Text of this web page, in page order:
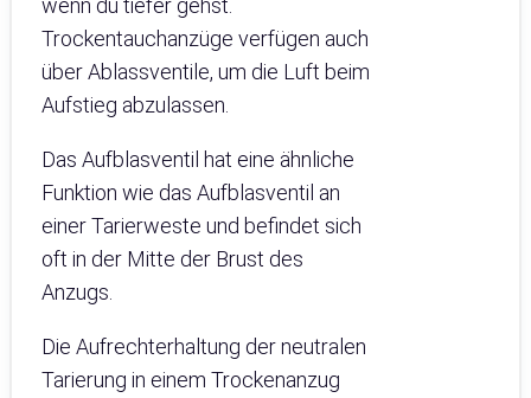
wenn du tiefer gehst.
Trockentauchanzüge verfügen auch
über Ablassventile, um die Luft beim
Aufstieg abzulassen.
Das Aufblasventil hat eine ähnliche
Funktion wie das Aufblasventil an
einer Tarierweste und befindet sich
oft in der Mitte der Brust des
Anzugs.
Die Aufrechterhaltung der neutralen
Tarierung in einem Trockenanzug